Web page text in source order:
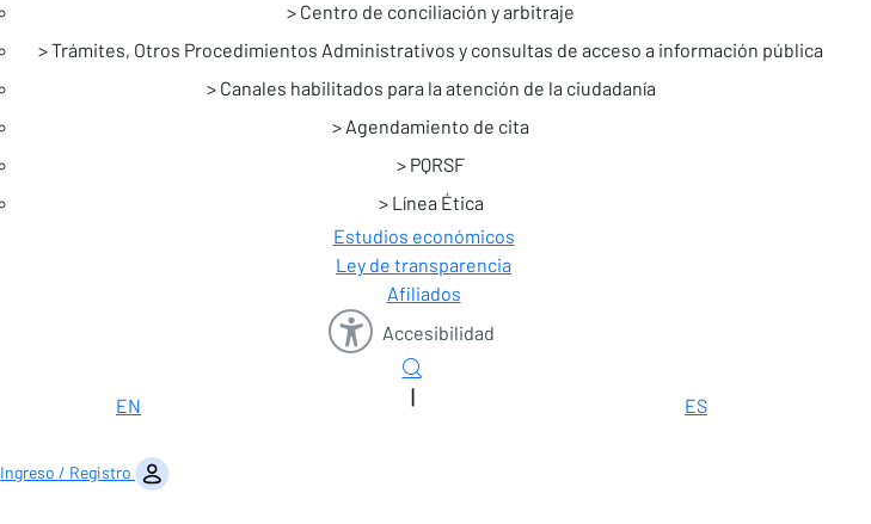
Centro de conciliación y arbitraje
Trámites, Otros Procedimientos Administrativos y consultas de acceso a información pública
Canales habilitados para la atención de la ciudadanía
Agendamiento de cita
PQRSF
Línea Ética
Estudios económicos
Ley de transparencia
Afiliados
Accesibilidad
EN |
ES
Ingreso / Registro